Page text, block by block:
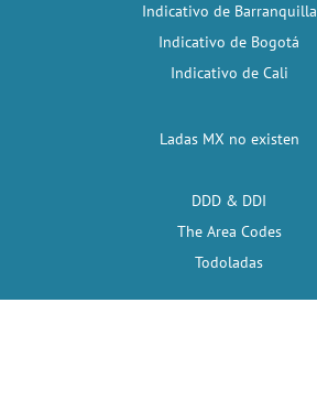
Indicativo de Barranquilla
Indicativo de Bogotá
Indicativo de Cali
Ladas MX no existen
DDD & DDI
The Area Codes
Todoladas